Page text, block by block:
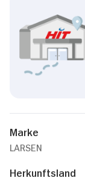
Marke
LARSEN
Herkunftsland